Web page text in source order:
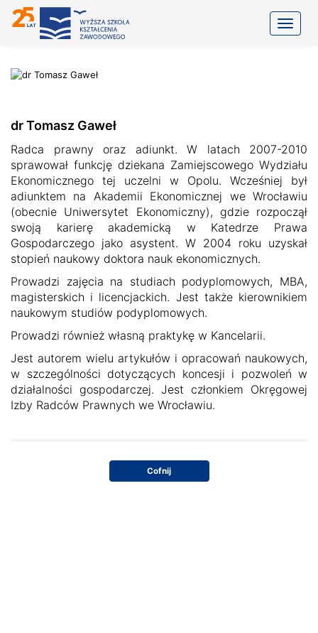
dr Tomasz Gaweł
Radca prawny oraz adiunkt. W latach 2007-2010
sprawował funkcję dziekana Zamiejscowego Wydziału
Ekonomicznego tej uczelni w Opolu. Wcześniej był
adiunktem na Akademii Ekonomicznej we Wrocławiu
(obecnie Uniwersytet Ekonomiczny), gdzie rozpoczął
swoją karierę akademicką w Katedrze Prawa
Gospodarczego jako asystent. W 2004 roku uzyskał
stopień naukowy doktora nauk ekonomicznych.
Prowadzi zajęcia na studiach podyplomowych, MBA,
magisterskich i licencjackich. Jest także kierownikiem
naukowym studiów podyplomowych.
Prowadzi również własną praktykę w Kancelarii.
Jest autorem wielu artykułów i opracowań naukowych,
w szczególności dotyczących koncesji i pozwoleń w
działalności gospodarczej. Jest członkiem Okręgowej
Izby Radców Prawnych we Wrocławiu.